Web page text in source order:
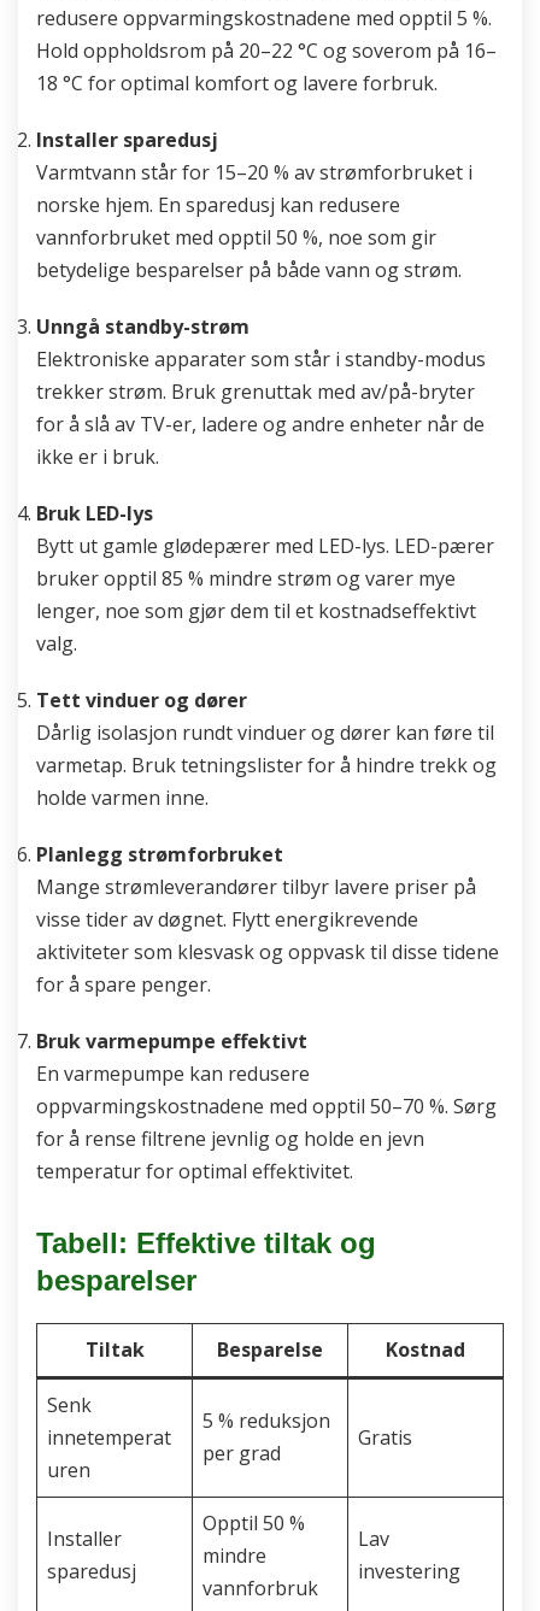
redusere oppvarmingskostnadene med opptil 5 %.
Hold oppholdsrom på 20–22 °C og soverom på 16–
18 °C for optimal komfort og lavere forbruk.
Installer sparedusj
Varmtvann står for 15–20 % av strømforbruket i
norske hjem. En sparedusj kan redusere
vannforbruket med opptil 50 %, noe som gir
betydelige besparelser på både vann og strøm.
Unngå standby-strøm
Elektroniske apparater som står i standby-modus
trekker strøm. Bruk grenuttak med av/på-bryter
for å slå av TV-er, ladere og andre enheter når de
ikke er i bruk.
Bruk LED-lys
Bytt ut gamle glødepærer med LED-lys. LED-pærer
bruker opptil 85 % mindre strøm og varer mye
lenger, noe som gjør dem til et kostnadseffektivt
valg.
Tett vinduer og dører
Dårlig isolasjon rundt vinduer og dører kan føre til
varmetap. Bruk tetningslister for å hindre trekk og
holde varmen inne.
Planlegg strømforbruket
Mange strømleverandører tilbyr lavere priser på
visse tider av døgnet. Flytt energikrevende
aktiviteter som klesvask og oppvask til disse tidene
for å spare penger.
Bruk varmepumpe effektivt
En varmepumpe kan redusere
oppvarmingskostnadene med opptil 50–70 %. Sørg
for å rense filtrene jevnlig og holde en jevn
temperatur for optimal effektivitet.
Tabell: Effektive tiltak og
besparelser
Tiltak Besparelse Kostnad
Senk
innetemperat
uren
5 % reduksjon
per grad
Gratis
Installer
sparedusj
Opptil 50 %
mindre
vannforbruk
Lav
investering